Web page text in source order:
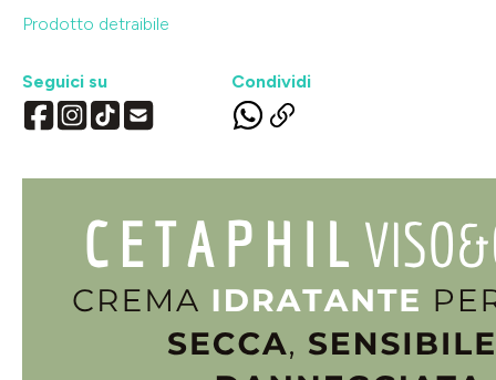
Prodotto detraibile
Seguici su Condividi